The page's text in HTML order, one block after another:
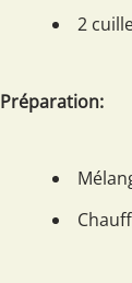
2
Préparation: